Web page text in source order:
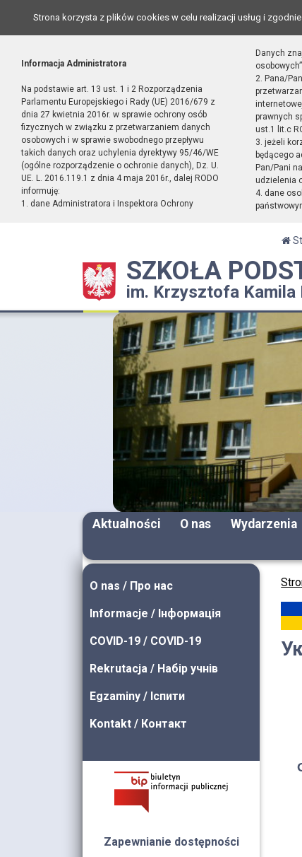
Strona korzysta z plików cookies w celu realizacji usług i
Informacja Administratora
Na podstawie art. 13 ust. 1 i 2 Rozporządzenia
Parlamentu Europejskiego i Rady (UE) 2016/679 z
dnia 27 kwietnia 2016r. w sprawie ochrony osób
fizycznych w związku z przetwarzaniem danych
osobowych i w sprawie swobodnego przepływu
takich danych oraz uchylenia dyrektywy 95/46/WE
(ogólne rozporządzenie o ochronie danych), Dz. U.
UE. L. 2016.119.1 z dnia 4 maja 2016r., dalej RODO
informuję:
1. dane Administratora i Inspektora Ochrony
Danych
2. Pana/
prawnych
ust.1 lit.c
3. jeżeli
będącego
Pan/Pani
udzielenia
4. dane
SZKOŁA
im. Krzysztofa Kamila
Aktualności O nas Wydarzenia
O nas / Про нас
Informacje / Інформація
COVID-19 / COVID-19
Rekrutacja / Набір учнів
Egzaminy / Іспити
Kontakt / Контакт
Zapewnianie dostępności